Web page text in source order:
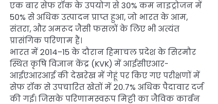
एक बार सेफ रॉक के उपयोग से 30% कम नाइट्रोजन में
50% से अधिक उत्पादन प्राप्त हुआ, जो भारत के आम,
संतरा, और अमरूद जैसी फसलों के लिए भी अत्यंत
प्रासंगिक परिणाम हैं।
भारत में 2014–15 के दौरान हिमाचल प्रदेश के सिरमौर
स्थित कृषि विज्ञान केंद्र (KVK) में आईसीएआर-
आईएआरआई की देखरेख में गेहूं पर किए गए परीक्षणों में
सेफ रॉक से उपचारित खेतों में 20.7% अधिक पैदावार दर्ज
की गई। जिसके परिणामस्वरूप मिट्टी का जैविक कार्बन